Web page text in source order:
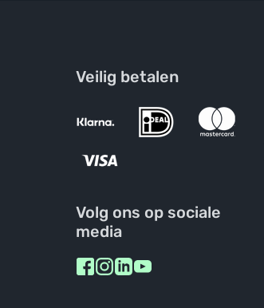
Veilig betalen
Volg ons op sociale
media